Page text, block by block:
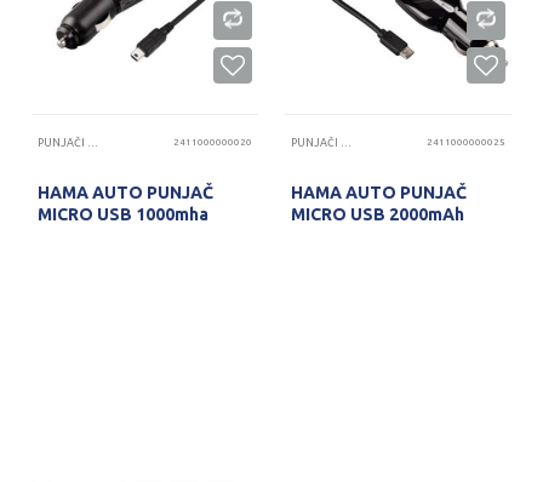
PUNJAČI TELEFONA 2411000000020
HAMA AUTO PUNJAČ
MICRO USB 1000mha
PUNJAČI TELEFONA 2411000000025
HAMA AUTO PUNJAČ
MICRO USB 2000mAh